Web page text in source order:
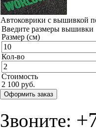
Автоковрики с вышивкой
Введите размеры вышивки
Размер (см)
Кол-во
Стоимость
2 100 руб.
Оформить заказ
Звоните: